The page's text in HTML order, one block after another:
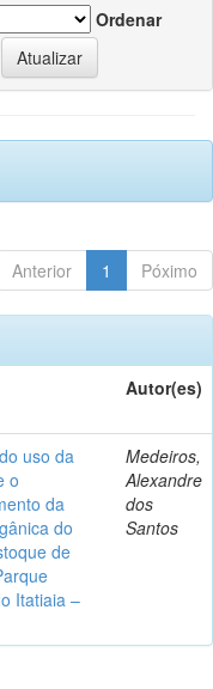
Ordenar
Anterior 1 Póximo
Autor(es)
uso da
o
da
do
de
Itatiaia –
Medeiros,
Alexandre
dos
Santos